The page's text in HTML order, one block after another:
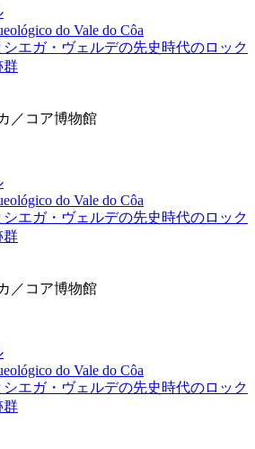
do Vale do Côa
シエガ・ヴェルデの先史時代のロック
群
／コア博物館
do Vale do Côa
シエガ・ヴェルデの先史時代のロック
群
／コア博物館
do Vale do Côa
シエガ・ヴェルデの先史時代のロック
群